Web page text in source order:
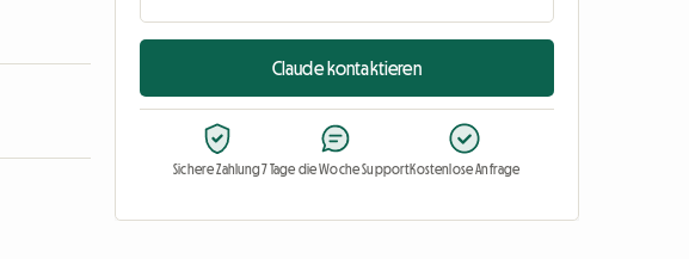
Claude kontaktieren
Sichere Zahlung7 Tage die Woche SupportKostenlose Anfrage